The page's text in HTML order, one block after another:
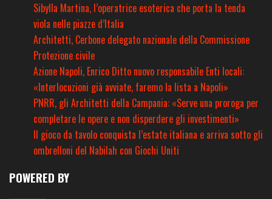
Sibylla Martina, l’operatrice esoterica che porta la tenda
viola nelle piazze d’Italia
Architetti, Cerbone delegato nazionale della Commissione
Protezione civile
Azione Napoli, Enrico Ditto nuovo responsabile Enti locali:
«Interlocuzioni già avviate, faremo la lista a Napoli»
PNRR, gli Architetti della Campania: «Serve una proroga per
completare le opere e non disperdere gli investimenti»
Il gioco da tavolo conquista l’estate italiana e arriva sotto gli
ombrelloni del Nabilah con Giochi Uniti
POWERED BY